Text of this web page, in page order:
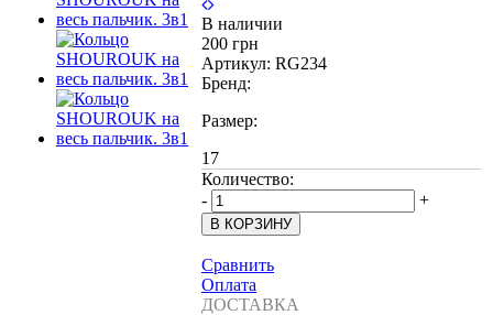
В наличии
200 грн
Артикул: RG234
Бренд:
Размер:
17
Количество:
-
+
Сравнить
Оплата
ДОСТАВКА